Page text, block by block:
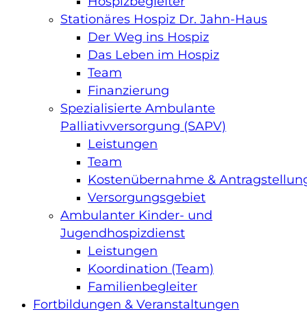
Stationäres Hospiz Dr. Jahn-Haus
Der Weg ins Hospiz
Das Leben im Hospiz
Team
Finanzierung
Spezialisierte Ambulante
Palliativversorgung (SAPV)
Leistungen
Team
Kostenübernahme &
Versorgungsgebiet
Ambulanter Kinder- und
Jugendhospizdienst
Leistungen
Koordination (Team)
Familienbegleiter
Fortbildungen & Veranstaltungen